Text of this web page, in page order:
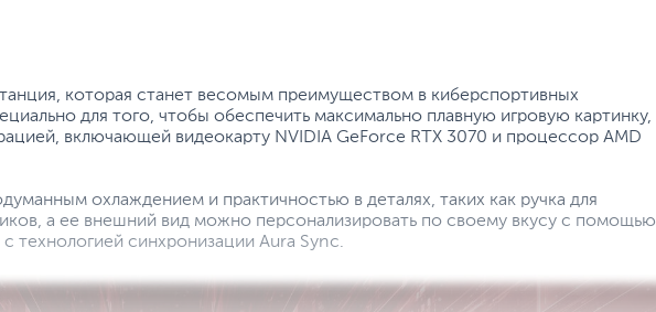
которая станет весомым преимуществом в киберспортивных
для того, чтобы обеспечить максимально плавную игровую картинку,
включающей видеокарту NVIDIA GeForce RTX 3070 и процессор AMD
охлаждением и практичностью в деталях, таких как ручка для
а ее внешний вид можно персонализировать по своему вкусу с помощью
технологией синхронизации Aura Sync.